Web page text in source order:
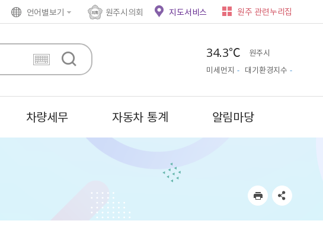
언어별보기 원주시의회 지도서비스 원주 관련누리집
34.3℃
원주시
미세먼지 - 대기환경지수 -
차량세무 자동차 통계 알림마당